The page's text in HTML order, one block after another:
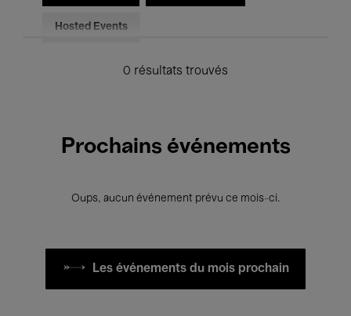
Hosted Events
0 résultats trouvés
Prochains événements
Oups, aucun événement prévu ce mois-ci.
Les événements du mois prochain